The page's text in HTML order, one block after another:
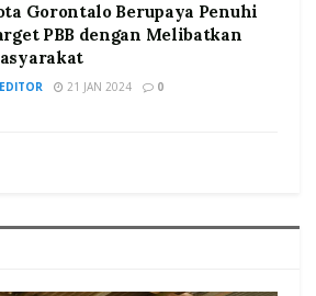
Gorontalo Berupaya Penuhi
PBB dengan Melibatkan
EDITOR 21 JAN 2024 0